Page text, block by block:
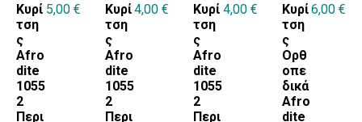
Κυρί
τση
ς
Afro
dite
1055
2
Περι
5,00 €
Κυρί
τση
ς
Afro
dite
1055
2
Περι
4,00 €
Κυρί
τση
ς
Afro
dite
1055
2
Περι
4,00 €
Κυρί
τση
ς
Ορθ
οπε
δικά
Afro
dite
6,00 €